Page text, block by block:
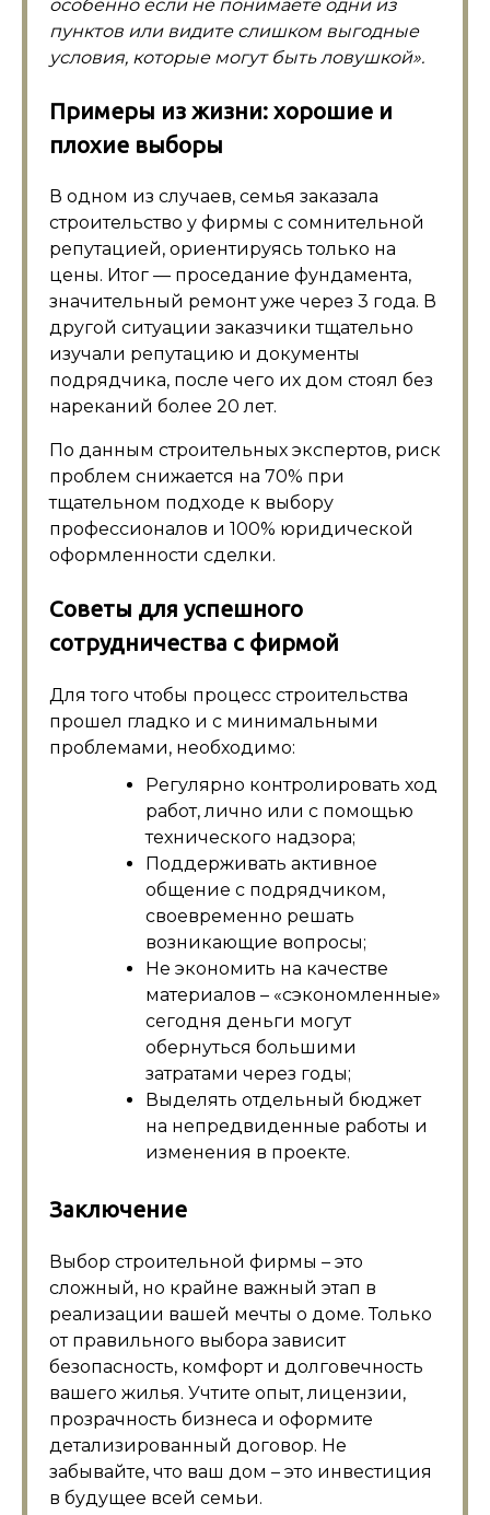
особенно если не понимаете одни из
пунктов или видите слишком выгодные
условия, которые могут быть ловушкой».
Примеры из жизни: хорошие и
плохие выборы
В одном из случаев, семья заказала
строительство у фирмы с сомнительной
репутацией, ориентируясь только на
цены. Итог — проседание фундамента,
значительный ремонт уже через 3 года. В
другой ситуации заказчики тщательно
изучали репутацию и документы
подрядчика, после чего их дом стоял без
нареканий более 20 лет.
По данным строительных экспертов, риск
проблем снижается на 70% при
тщательном подходе к выбору
профессионалов и 100% юридической
оформленности сделки.
Советы для успешного
сотрудничества с фирмой
Для того чтобы процесс строительства
прошел гладко и с минимальными
проблемами, необходимо:
Регулярно контролировать ход
работ, лично или с помощью
технического надзора;
Поддерживать активное
общение с подрядчиком,
своевременно решать
возникающие вопросы;
Не экономить на качестве
материалов – «сэкономленные»
сегодня деньги могут
обернуться большими
затратами через годы;
Выделять отдельный бюджет
на непредвиденные работы и
изменения в проекте.
Заключение
Выбор строительной фирмы – это
сложный, но крайне важный этап в
реализации вашей мечты о доме. Только
от правильного выбора зависит
безопасность, комфорт и долговечность
вашего жилья. Учтите опыт, лицензии,
прозрачность бизнеса и оформите
детализированный договор. Не
забывайте, что ваш дом – это инвестиция
в будущее всей семьи.